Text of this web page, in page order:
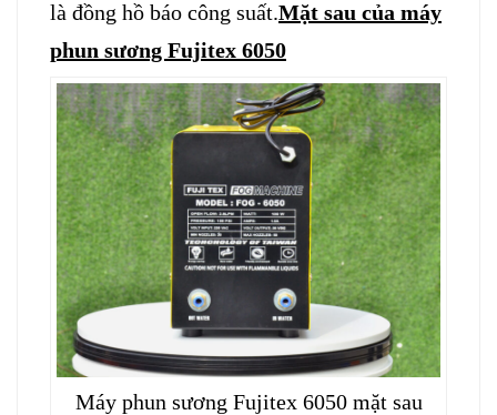
là đồng hồ báo công suất.Mặt sau của máy
phun sương Fujitex 6050
Máy phun sương Fujitex 6050 mặt sau